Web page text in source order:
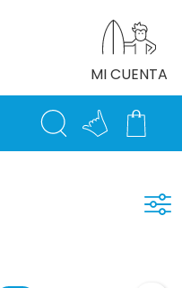
MI CUENTA